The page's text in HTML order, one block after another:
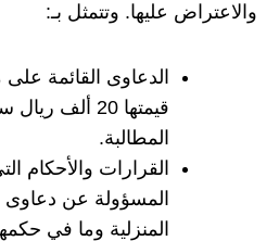
والاعتراض عليها. وتتمثل بـ:
الدعاوى القائمة على
قيمتها 20
المطالبة.
القرارات والأحكام
المسؤولة عن دعاوى
المنزلية وما في